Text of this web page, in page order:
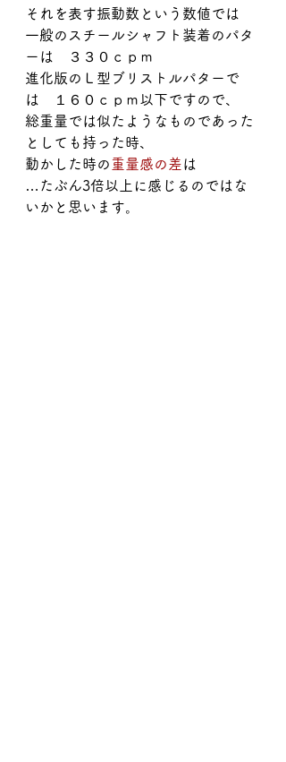
それを表す振動数という数値では
一般のスチールシャフト装着のパタ
ーは　３３０ｃｐｍ
進化版のＬ型ブリストルパターで
は　１６０ｃｐｍ以下ですので、
総重量では似たようなものであった
としても持った時、
動かした時の 重量感の差は
…たぶん3倍以上に感じるのではな
いかと思います。